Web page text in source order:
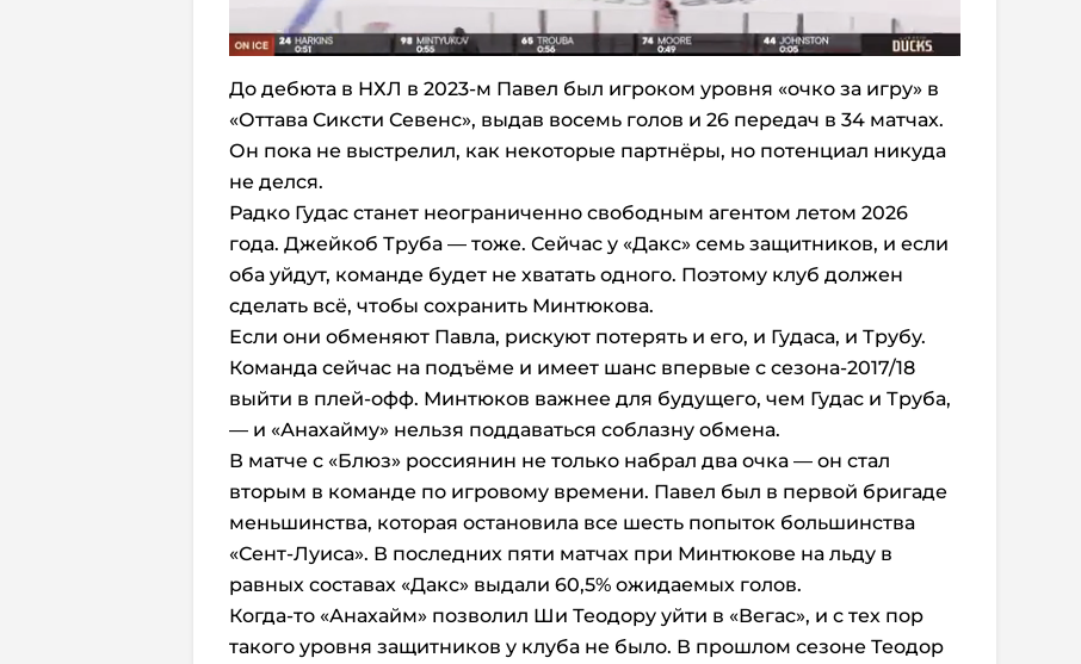
До дебюта в НХЛ в 2023-м Павел был игроком уровня «очко за игру» в
«Оттава Сиксти Севенс», выдав восемь голов и 26 передач в 34 матчах.
Он пока не выстрелил, как некоторые партнёры, но потенциал никуда
не делся.
Радко Гудас станет неограниченно свободным агентом летом 2026
года. Джейкоб Труба — тоже. Сейчас у «Дакс» семь защитников, и если
оба уйдут, команде будет не хватать одного. Поэтому клуб должен
сделать всё, чтобы сохранить Минтюкова.
Если они обменяют Павла, рискуют потерять и его, и Гудаса, и Трубу.
Команда сейчас на подъёме и имеет шанс впервые с сезона-2017/18
выйти в плей-офф. Минтюков важнее для будущего, чем Гудас и Труба,
— и «Анахайму» нельзя поддаваться соблазну обмена.
В матче с «Блюз» россиянин не только набрал два очка — он стал
вторым в команде по игровому времени. Павел был в первой бригаде
меньшинства, которая остановила все шесть попыток большинства
«Сент-Луиса». В последних пяти матчах при Минтюкове на льду в
равных составах «Дакс» выдали 60,5% ожидаемых голов.
Когда-то «Анахайм» позволил Ши Теодору уйти в «Вегас», и с тех пор
такого уровня защитников у клуба не было. В прошлом сезоне Теодор